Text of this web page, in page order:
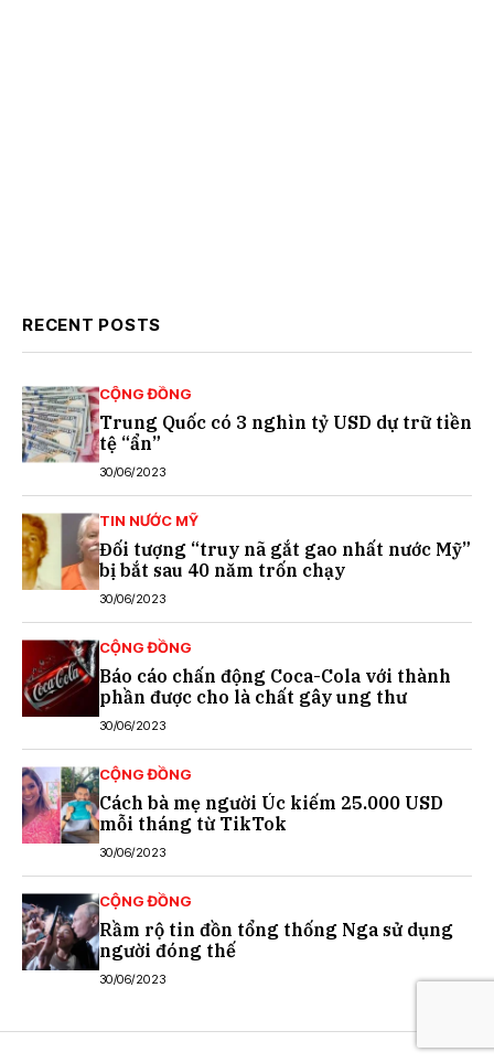
RECENT POSTS
CỘNG ĐỒNG
Trung Quốc có 3 nghìn tỷ USD dự trữ tiền
tệ “ẩn”
30/06/2023
TIN NƯỚC MỸ
Đối tượng “truy nã gắt gao nhất nước Mỹ”
bị bắt sau 40 năm trốn chạy
30/06/2023
CỘNG ĐỒNG
Báo cáo chấn động Coca-Cola với thành
phần được cho là chất gây ung thư
30/06/2023
CỘNG ĐỒNG
Cách bà mẹ người Úc kiếm 25.000 USD
mỗi tháng từ TikTok
30/06/2023
CỘNG ĐỒNG
Rầm rộ tin đồn tổng thống Nga sử dụng
người đóng thế
30/06/2023